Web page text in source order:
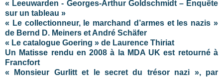
« Leeuwarden - Georges-Arthur Goldschmidt – Enquête
sur un tableau »
« Le collectionneur, le marchand d’armes et les nazis »
de Bernd D. Meiners et André Schäfer
« Le catalogue Goering » de Laurence Thiriat
Un Matisse rendu en 2008 à la MDA UK est retourné à
Francfort
« Monsieur Gurlitt et le secret du trésor nazi », par